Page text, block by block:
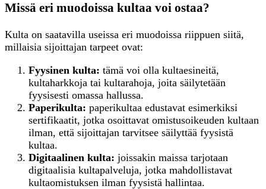
Missä eri muodoissa kultaa voi ostaa?
Kulta on saatavilla useissa eri muodoissa riippuen siitä,
millaisia sijoittajan tarpeet ovat:
Fyysinen kulta: tämä voi olla kultaesineitä,
kultaharkkoja tai kultarahoja, joita säilytetään
fyysisesti omassa hallussa.
Paperikulta: paperikultaa edustavat esimerkiksi
sertifikaatit, jotka osoittavat omistusoikeuden kultaan
ilman, että sijoittajan tarvitsee säilyttää fyysistä
kultaa.
Digitaalinen kulta: joissakin maissa tarjotaan
digitaalisia kultapalveluja, jotka mahdollistavat
kultaomistuksen ilman fyysistä hallintaa.